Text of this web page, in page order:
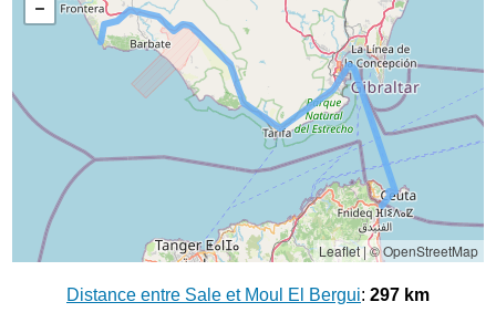
Leaflet|© OpenStreetMap
Distance entre Sale et Moul El Bergui: 297 km